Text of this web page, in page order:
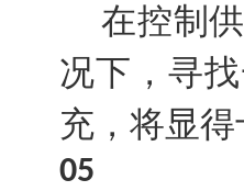
在控制
况下，寻
充，将显
05